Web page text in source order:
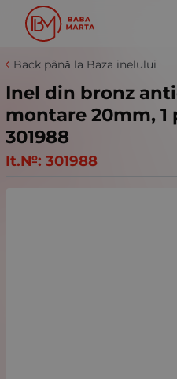
Back până la Baza inelului
Inel din bronz
montare 20mm, 1
301988
It.№: 301988